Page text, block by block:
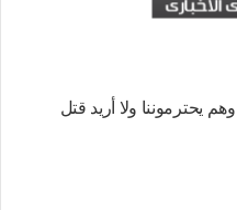
يحترموننا ولا أريد قتل